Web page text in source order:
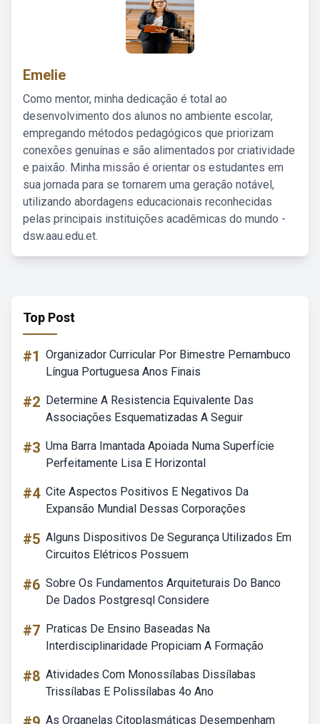
Emelie
Como mentor, minha dedicação é total ao
desenvolvimento dos alunos no ambiente escolar,
empregando métodos pedagógicos que priorizam
conexões genuínas e são alimentados por criatividade
e paixão. Minha missão é orientar os estudantes em
sua jornada para se tornarem uma geração notável,
utilizando abordagens educacionais reconhecidas
pelas principais instituições acadêmicas do mundo -
dsw.aau.edu.et.
Top Post
#1 Organizador Curricular Por Bimestre Pernambuco
Língua Portuguesa Anos Finais
#2 Determine A Resistencia Equivalente Das
Associações Esquematizadas A Seguir
#3 Uma Barra Imantada Apoiada Numa Superfície
Perfeitamente Lisa E Horizontal
#4 Cite Aspectos Positivos E Negativos Da
Expansão Mundial Dessas Corporações
#5 Alguns Dispositivos De Segurança Utilizados Em
Circuitos Elétricos Possuem
#6 Sobre Os Fundamentos Arquiteturais Do Banco
De Dados Postgresql Considere
#7 Praticas De Ensino Baseadas Na
Interdisciplinaridade Propiciam A Formação
#8 Atividades Com Monossílabas Dissílabas
Trissílabas E Polissílabas 4o Ano
As Organelas Citoplasmáticas Desempenham